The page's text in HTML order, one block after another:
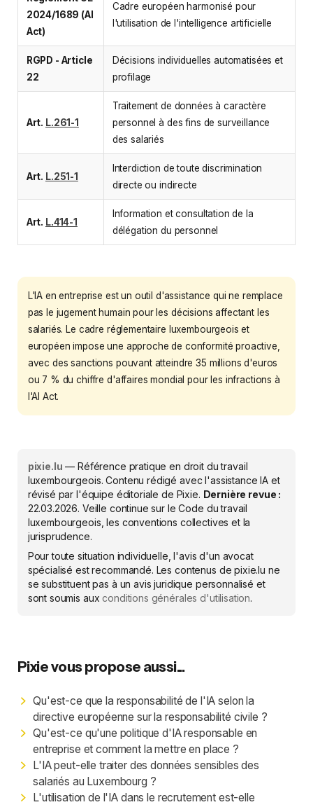
2024/1689 (AI
Act)
Cadre européen harmonisé pour
l'utilisation de l'intelligence artificielle
RGPD - Article
22
Décisions individuelles automatisées et
profilage
Art. L.261-1
Traitement de données à caractère
personnel à des fins de surveillance
des salariés
Art. L.251-1
Interdiction de toute discrimination
directe ou indirecte
Art. L.414-1
Information et consultation de la
délégation du personnel
L'IA en entreprise est un outil d'assistance qui ne remplace
pas le jugement humain pour les décisions affectant les
salariés. Le cadre réglementaire luxembourgeois et
européen impose une approche de conformité proactive,
avec des sanctions pouvant atteindre 35 millions d'euros
ou 7 % du chiffre d'affaires mondial pour les infractions à
l'AI Act.
pixie.lu — Référence pratique en droit du travail
luxembourgeois. Contenu rédigé avec l'assistance IA et
révisé par l'équipe éditoriale de Pixie. Dernière revue :
22.03.2026. Veille continue sur le Code du travail
luxembourgeois, les conventions collectives et la
jurisprudence.
Pour toute situation individuelle, l'avis d'un avocat
spécialisé est recommandé. Les contenus de pixie.lu ne
se substituent pas à un avis juridique personnalisé et
sont soumis auxconditions générales d'utilisation.
Pixie vous propose aussi...
Qu'est-ce que la responsabilité de l'IA selon la
directive européenne sur la responsabilité civile ?
Qu'est-ce qu'une politique d'IA responsable en
entreprise et comment la mettre en place ?
L'IA peut-elle traiter des données sensibles des
salariés au Luxembourg ?
L'utilisation de l'IA dans le recrutement est-elle